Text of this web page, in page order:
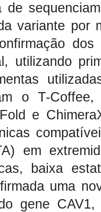
de
variante por
utilizando
o T-
e
em
baixa
uma
gene CAV1,